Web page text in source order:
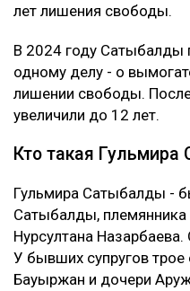
лет лишения свободы.
В 2024 году Сатыбалды
одному делу - о
лишении свободы.
увеличили до 12 лет.
Кто такая
Гульмира Сатыбалды -
Сатыбалды, племянника
Нурсултана
У бывших супругов
Бауыржан и дочери